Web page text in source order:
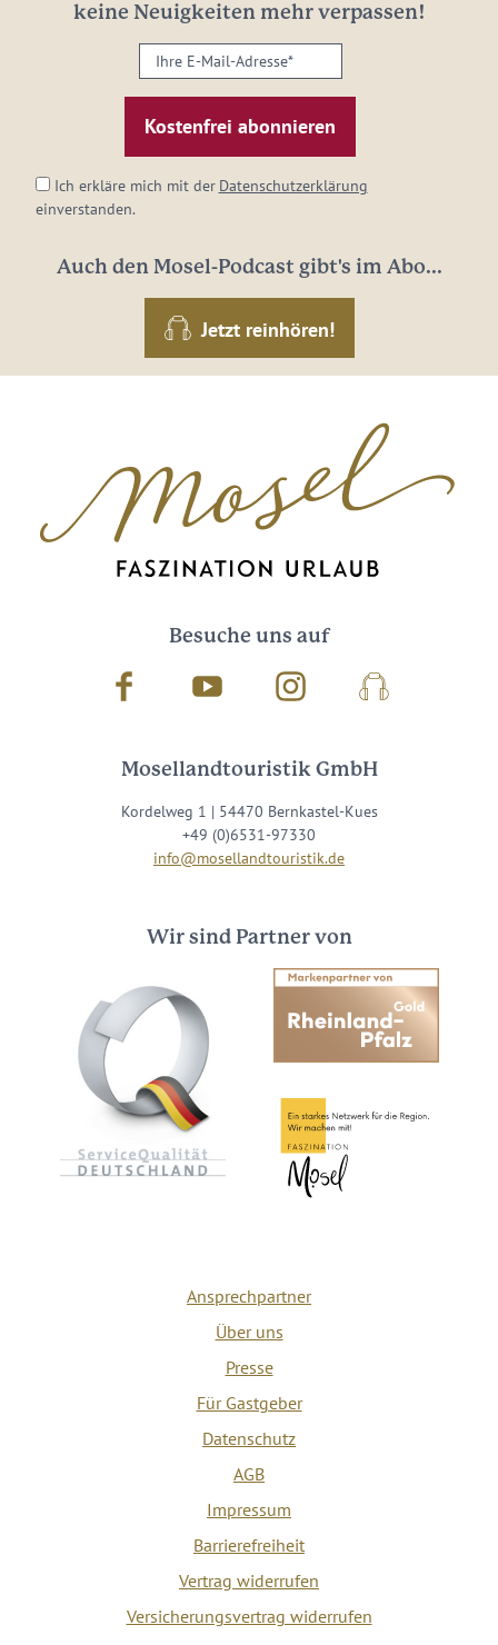
keine Neuigkeiten mehr verpassen!
Ihre
E-
Mail-
Adresse:
Ich erkläre mich mit der Datenschutzerklärung
einverstanden.
Auch den Mosel-Podcast gibt's im Abo...
Jetzt reinhören!
Besuche uns auf
Facebook Youtube InstagramPodcast
Mosellandtouristik GmbH
Kordelweg 1 | 54470 Bernkastel-Kues
+49 (0)6531-97330
info@mosellandtouristik.de
Wir sind Partner von
Ansprechpartner
Über uns
Presse
Für Gastgeber
Datenschutz
AGB
Impressum
Barrierefreiheit
Vertrag widerrufen
Versicherungsvertrag widerrufen